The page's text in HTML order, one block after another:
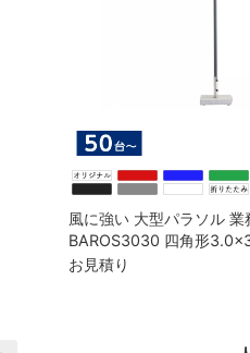
風に強い 大型パラソル 業
BAROS3030 四角形
ルベース（55kg）セット
お見積り